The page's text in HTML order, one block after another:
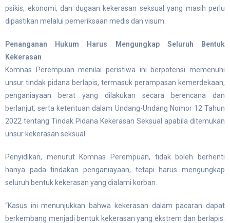
psikis, ekonomi, dan dugaan kekerasan seksual yang masih perlu
dipastikan melalui pemeriksaan medis dan visum.
Penanganan Hukum Harus Mengungkap Seluruh Bentuk
Kekerasan
Komnas Perempuan menilai peristiwa ini berpotensi memenuhi
unsur tindak pidana berlapis, termasuk perampasan kemerdekaan,
penganiayaan berat yang dilakukan secara berencana dan
berlanjut, serta ketentuan dalam Undang-Undang Nomor 12 Tahun
2022 tentang Tindak Pidana Kekerasan Seksual apabila ditemukan
unsur kekerasan seksual.
Penyidikan, menurut Komnas Perempuan, tidak boleh berhenti
hanya pada tindakan penganiayaan, tetapi harus mengungkap
seluruh bentuk kekerasan yang dialami korban.
“Kasus ini menunjukkan bahwa kekerasan dalam pacaran dapat
berkembang menjadi bentuk kekerasan yang ekstrem dan berlapis.